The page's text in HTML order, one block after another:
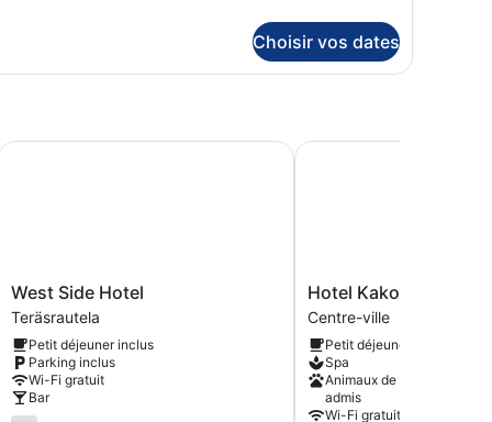
Choisir vos dates
West
Side
Hotel
Teräsrautela
West Side Hotel
Teräsrautela
Petit déjeuner inclus
Parking inclus
Wi-Fi gratuit
Bar
West Side Hotel
Hotel
Kakola
Centre-
ville
Hotel Kakola
Centre-ville
Petit déjeuner inclus
Spa
Animaux de compagnie
admis
Wi-Fi gratuit
Hotel Kakola